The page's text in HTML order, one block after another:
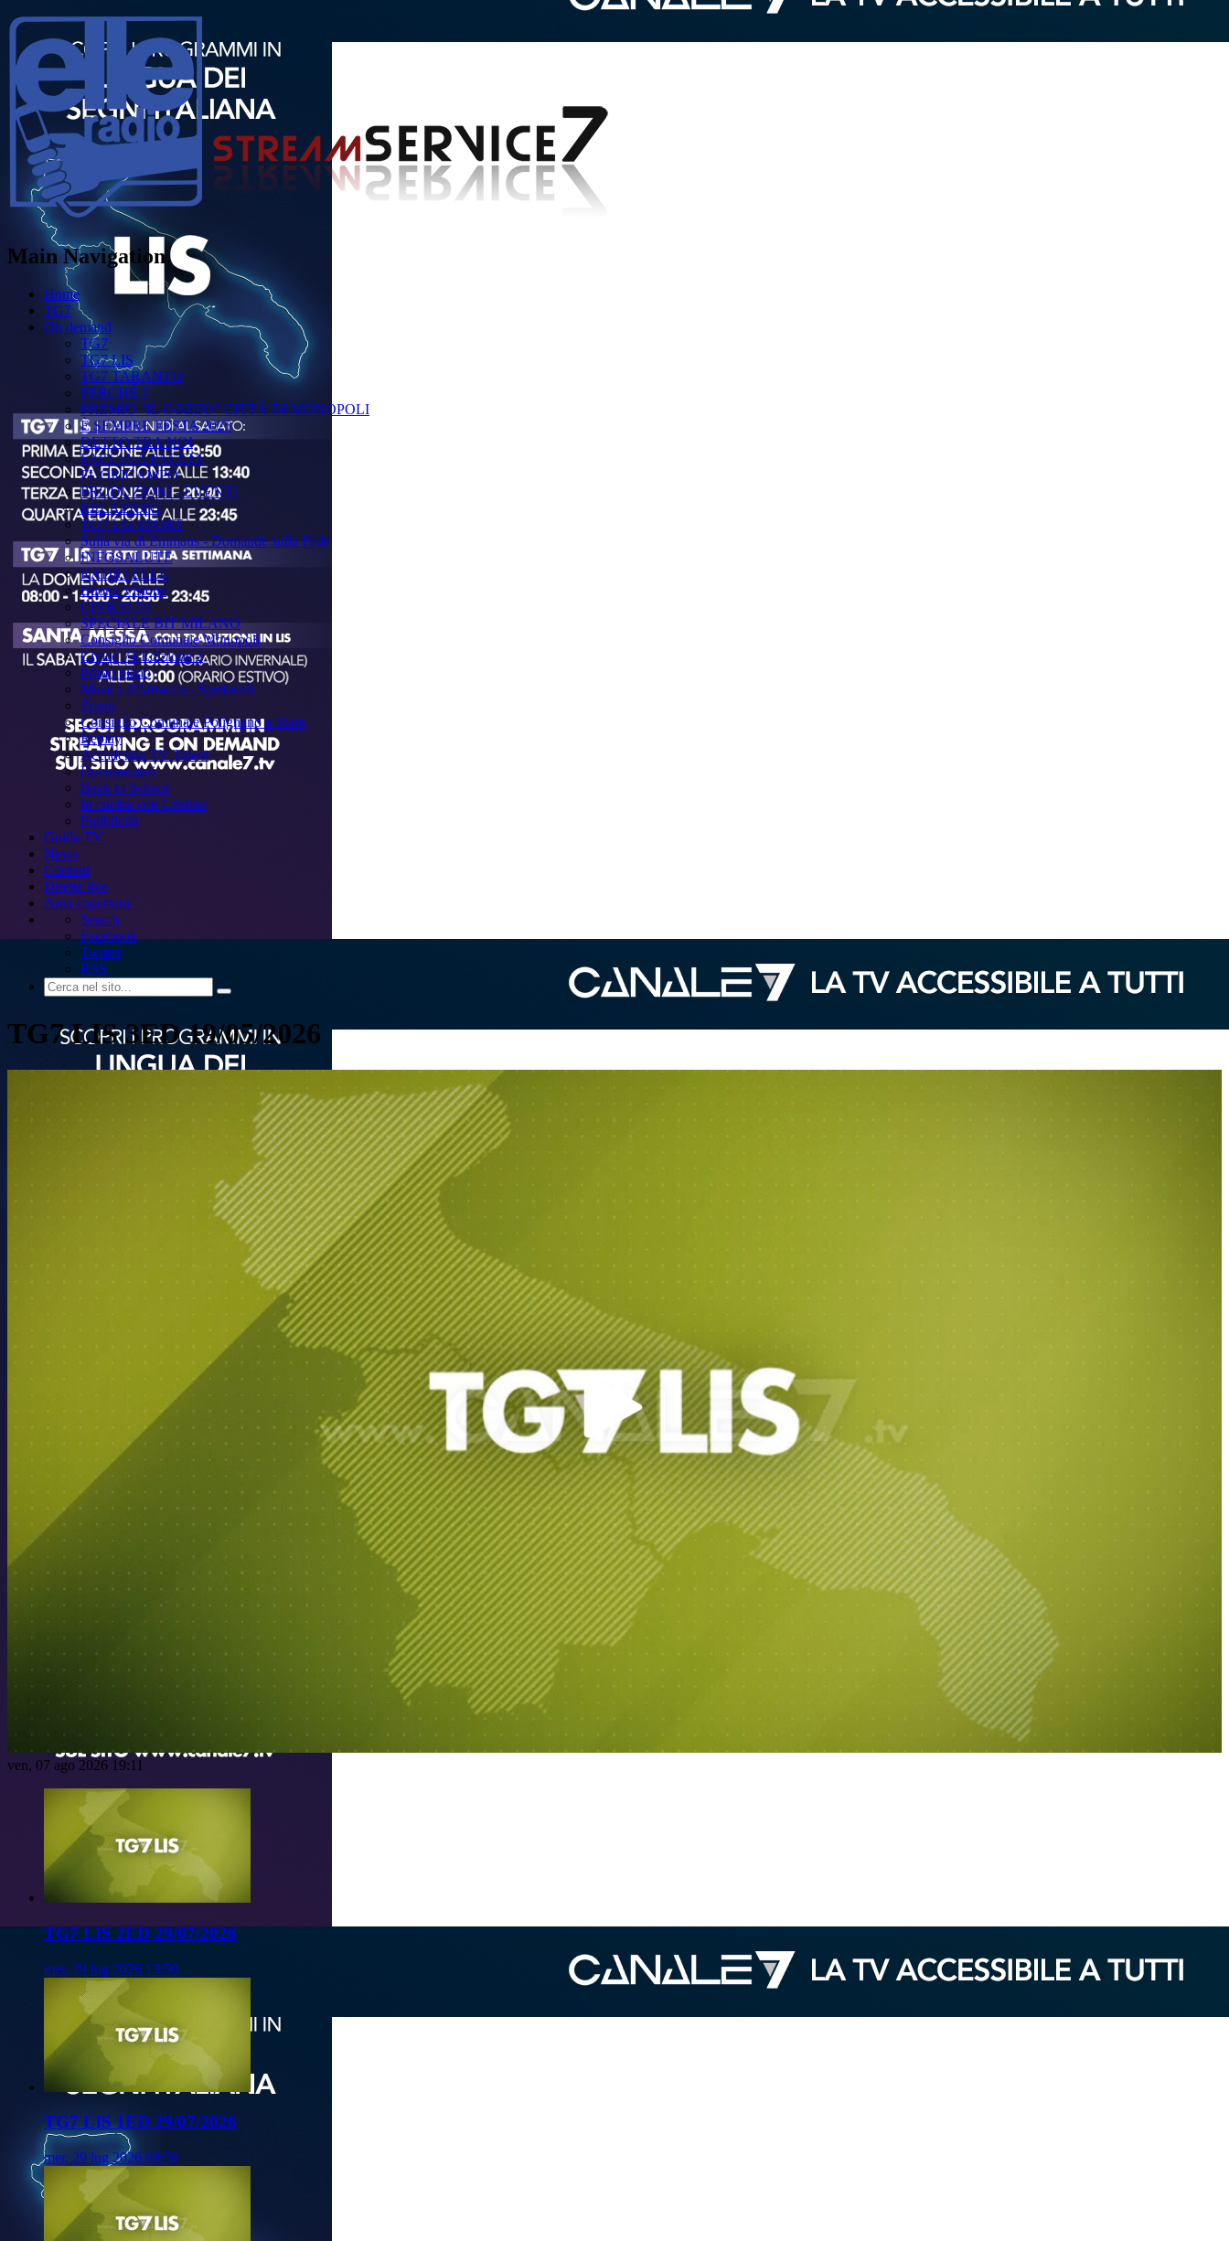
Main Navigation
Home
TG7
On demand
TG7
TG7 LIS
TG7 TARANTO
PERCHÉ ?
PREMIO "IL GOZZO" CITTÀ DI MONOPOLI
È SEMPRE FESTA 2025
DETTO TRA NOI
FACCIA A FACCIA
FUORICAMPO
PRODUZIONI - EVENTI
RELAZIONI
TG7 LIS SPORT
Sulla via di Emmaus - Domande sulla Fede
INFOSALUTE
RADIO ELLE
Buona Visione
CIVICO 74
SPECIALE BIT MILANO
Consiglio Comunale Monopoli
Civico 74 Edizione 2
Primo piano
Musica d'Attracco - Spettacoli
Zoom
Consiglio Comunale Polignano a Mare
Replay
Accademia TV Talent
Documentari
Back to School
In cucina con Cristina
Pubblicità
Guida TV
News
Contatti
Dirette live
Area copertura
Search
Facebook
Twitter
RSS
TG7 LIS 3ED 19/05/2026
Play
Video
ven, 07 ago 2026 19:11
TG7 LIS 2ED 29/07/2026
mer, 29 lug 2026 13:50
TG7 LIS 1ED 29/07/2026
mer, 29 lug 2026 09:50